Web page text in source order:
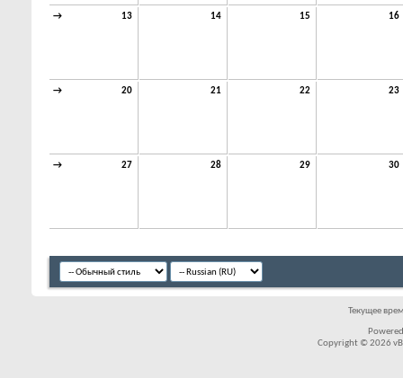
→ 13 14 15 16
→ 20 21 22 23
→ 27 28 29 30
Текущее
Copyright © 2026